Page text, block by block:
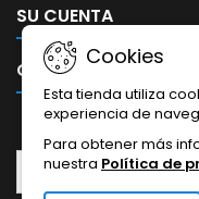
SU CUENTA
CONTACTO
Cookies
Esta tienda utiliza
experiencia de
Para obtener más
nuestra Política de